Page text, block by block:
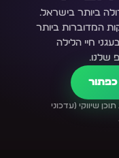
ביותר בישראל.
המדוברות ביותר
חיי הלילה
שלנו.
שיווקי (עדכוני